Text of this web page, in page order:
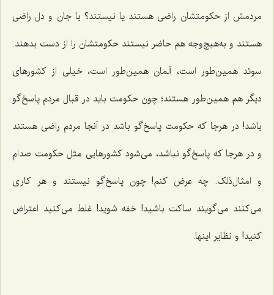
مردمش از حکومتشان راضی هستند یا نیستند؟ با جان و دل راضی
هستند و به‌هیچ‌وجه هم حاضر نیستند حکومتشان را از دست بدهند.
سوئد همین‌طور است، آلمان همین‌طور است، خیلی از کشورهای
دیگر هم همین‌طور هستند؛ چون حکومت باید در قبال مردم پاسخ‌گو
باشد! در هرجا که حکومت پاسخ‌گو باشد در آنجا مردم راضی هستند
و در هرجا که پاسخ‌گو نباشد، می‌شود کشورهایی مثل حکومت صدام
و امثال‌ذلک. چه عرض کنم! چون پاسخ‌گو نیستند و هر کاری
می‌کنند می‌گویند ساکت باشید! خفه شوید! غلط می‌کنید اعتراض
کنید! و نظایر اینها.